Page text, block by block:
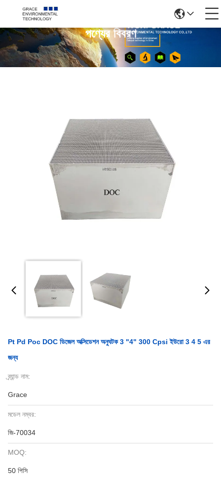
পণ্যের বিবরণ
Pt Pd Poc DOC ডিজেল অক্সিডেশন অনুঘটক 3 "4" 300 Cpsi ইউরো 3 4 5 এর
জন্য
ব্র্যান্ড নাম:
Grace
মডেল নম্বর:
জি-70034
MOQ:
50 পিসি